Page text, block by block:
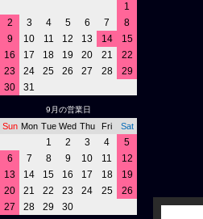
1
2
3 4 5 6 7
8
9
10 11 12 13 14
15
16
17 18 19 20 21
22
23
24 25 26 27 28
29
30
31
9月の営業日
Sun Mon Tue Wed Thu Fri Sat
1 2 3 4
5
6
7 8 9 10 11
12
13
14 15 16 17 18
19
20
21 22 23 24 25
26
27
28 29 30